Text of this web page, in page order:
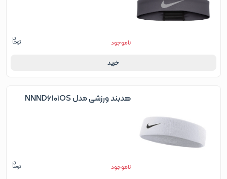
ناموجود
خرید
هدبند ورزشی مدل NNND6101OS
ناموجود